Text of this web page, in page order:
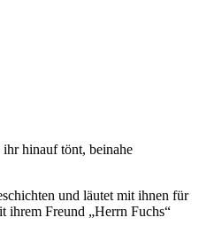
hinauf tönt, beinahe
und läutet mit ihnen für
ihrem Freund „Herrn Fuchs“